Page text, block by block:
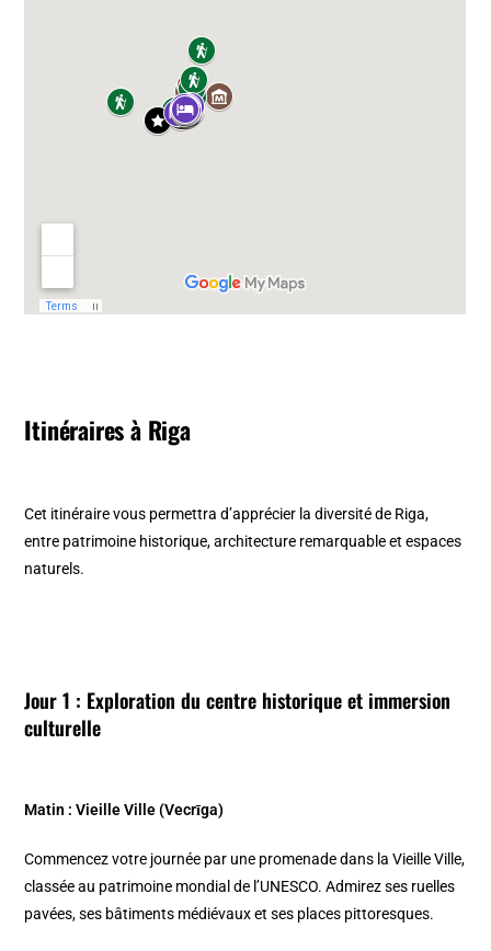
Itinéraires à Riga
Cet itinéraire vous permettra d’apprécier la diversité de Riga,
entre patrimoine historique, architecture remarquable et espaces
naturels.
Jour 1 : Exploration du centre historique et immersion
culturelle
Matin : Vieille Ville (Vecrīga)
Commencez votre journée par une promenade dans la Vieille Ville,
classée au patrimoine mondial de l’UNESCO. Admirez ses ruelles
pavées, ses bâtiments médiévaux et ses places pittoresques.​